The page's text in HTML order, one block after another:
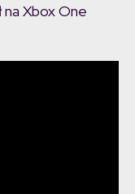
Xbox One